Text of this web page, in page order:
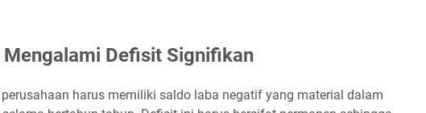
Mengalami Defisit Signifikan
harus memiliki saldo laba negatif yang material dalam